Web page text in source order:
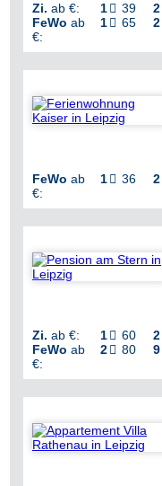
Zi. ab €: 1  39 2
FeWo ab
€:
1  65 2
FeWo ab
€:
1  36 2
Zi. ab €: 1  60 2
FeWo ab
€:
2  80 9